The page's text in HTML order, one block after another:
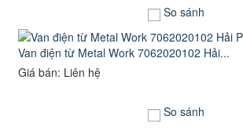
So sánh
Van điện từ Metal Work 7062020102 Hải...
Giá bán: Liên hệ
So sánh